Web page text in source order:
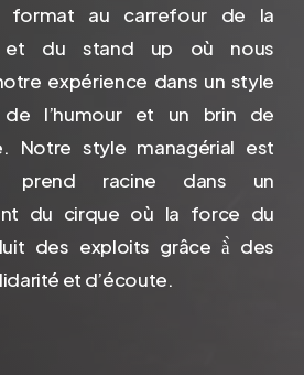
format au carrefour de la
et du stand up où nous
expérience dans un style
l’humour et un brin de
Notre style managérial est
prend racine dans un
du cirque où la force du
des exploits grâce à̀ des
et d’écoute.